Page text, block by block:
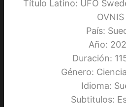
Título Latino: UFO
OVNIS
País:
Año:
Duración:
Género:
Idioma:
Subtitulos: